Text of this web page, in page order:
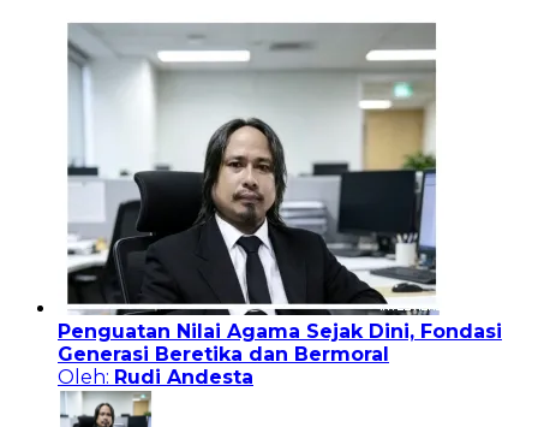
Penguatan Nilai Agama Sejak Dini, Fondasi
Generasi Beretika dan Bermoral
Oleh: Rudi Andesta